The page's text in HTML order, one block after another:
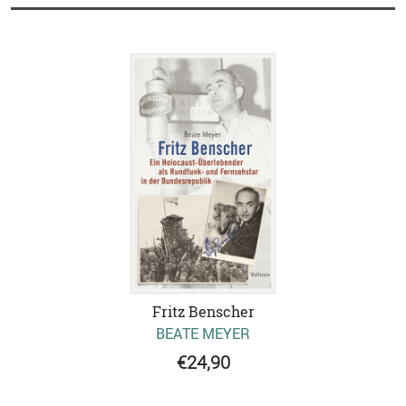
Fritz Benscher
BEATE MEYER
€24,90